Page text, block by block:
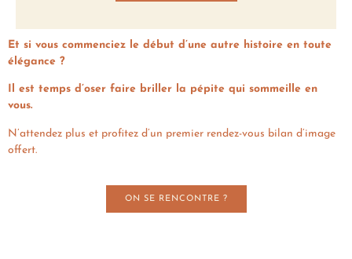
Et si vous commenciez le début d’une autre histoire en toute
élégance ?
Il est temps d’oser faire briller la pépite qui sommeille en
vous.
N’attendez plus et profitez d’un premier rendez-vous bilan d’image
offert.
ON SE RENCONTRE ?